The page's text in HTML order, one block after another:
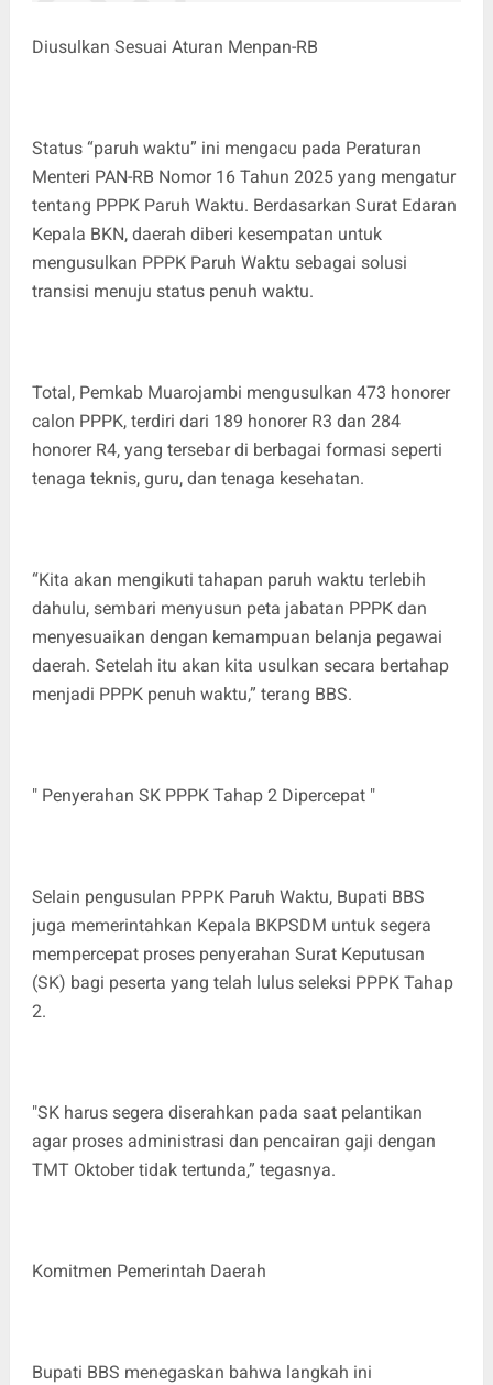
Diusulkan Sesuai Aturan Menpan-RB
Status “paruh waktu” ini mengacu pada Peraturan
Menteri PAN-RB Nomor 16 Tahun 2025 yang mengatur
tentang PPPK Paruh Waktu. Berdasarkan Surat Edaran
Kepala BKN, daerah diberi kesempatan untuk
mengusulkan PPPK Paruh Waktu sebagai solusi
transisi menuju status penuh waktu.
Total, Pemkab Muarojambi mengusulkan 473 honorer
calon PPPK, terdiri dari 189 honorer R3 dan 284
honorer R4, yang tersebar di berbagai formasi seperti
tenaga teknis, guru, dan tenaga kesehatan.
“Kita akan mengikuti tahapan paruh waktu terlebih
dahulu, sembari menyusun peta jabatan PPPK dan
menyesuaikan dengan kemampuan belanja pegawai
daerah. Setelah itu akan kita usulkan secara bertahap
menjadi PPPK penuh waktu,” terang BBS.
" Penyerahan SK PPPK Tahap 2 Dipercepat "
Selain pengusulan PPPK Paruh Waktu, Bupati BBS
juga memerintahkan Kepala BKPSDM untuk segera
mempercepat proses penyerahan Surat Keputusan
(SK) bagi peserta yang telah lulus seleksi PPPK Tahap
2.
"SK harus segera diserahkan pada saat pelantikan
agar proses administrasi dan pencairan gaji dengan
TMT Oktober tidak tertunda,” tegasnya.
Komitmen Pemerintah Daerah
Bupati BBS menegaskan bahwa langkah ini